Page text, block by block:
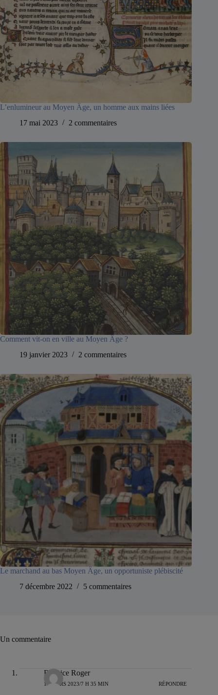
L’enlumineur au Moyen Âge, un homme aux mains liées
17 mai 2023
2 commentaires
Comment vit-on en ville au Moyen Âge ?
19 janvier 2023
2 commentaires
Le marchand au bas Moyen Âge, un opportuniste plébiscité
7 décembre 2022
5 commentaires
Un commentaire
Beatrice Roger
18 MARS 2023/7 H 35 MIN RÉPONDRE